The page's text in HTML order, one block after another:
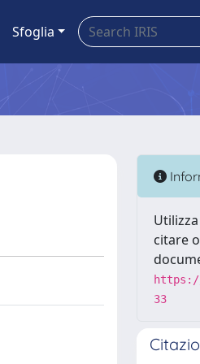
Sfoglia
citare
33